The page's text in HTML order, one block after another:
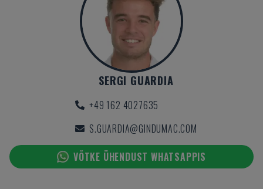
SERGI GUARDIA
+49 162 4027635
S.GUARDIA@GINDUMAC.COM
VÕTKE ÜHENDUST WHATSAPPIS